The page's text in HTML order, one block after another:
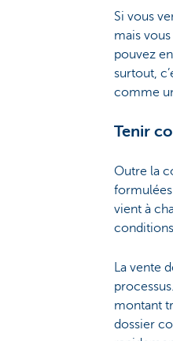
Si vous
mais
pouvez
surtout,
comme
Tenir
Outre la
vient à
La vente
montant
dossier